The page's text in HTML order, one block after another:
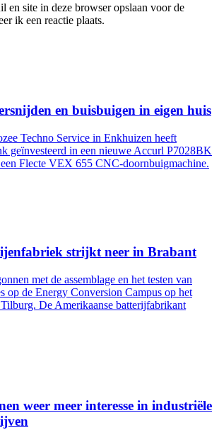
en site in deze browser opslaan voor de
ik een reactie plaats.
en buisbuigen in eigen huis
Techno Service in Enkhuizen heeft
geïnvesteerd in een nieuwe Accurl P7028BK
Flecte VEX 655 CNC-doornbuigmachine.
strijkt neer in Brabant
met de assemblage en het testen van
op de Energy Conversion Campus op het
De Amerikaanse batterijfabrikant
weer meer interesse in industriële